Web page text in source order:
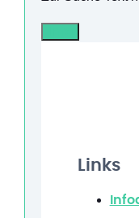
Links